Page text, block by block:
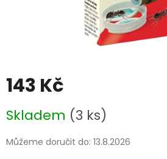
143 Kč
cena:
Skladem (3 ks)
Můžeme doručit do: 13.8.2026